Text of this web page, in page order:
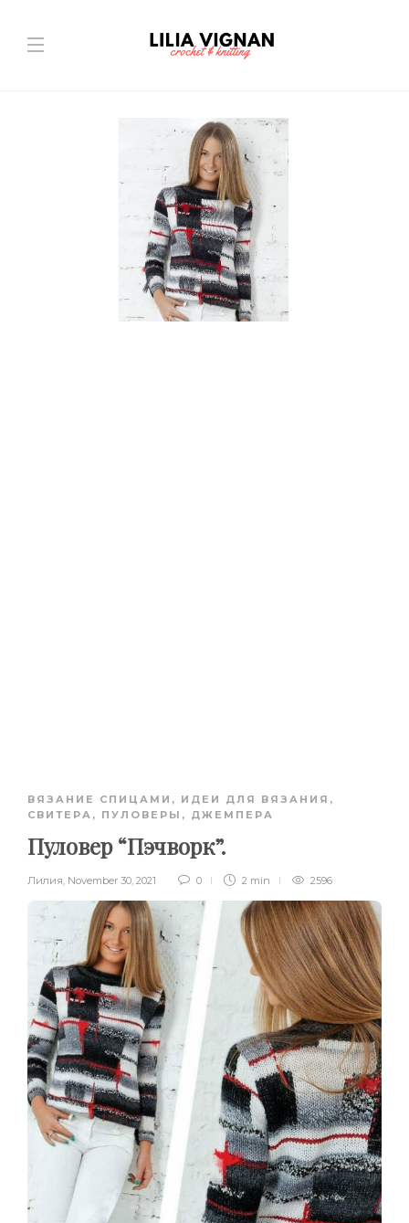
ВЯЗАНИЕ СПИЦАМИ , ИДЕИ ДЛЯ ВЯЗАНИЯ ,
СВИТЕРА, ПУЛОВЕРЫ, ДЖЕМПЕРА
Пуловер “Пэчворк”.
Лилия, November 30, 2021 0 2 min 2596